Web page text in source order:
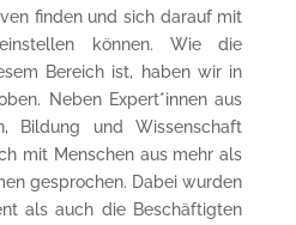
finden und sich darauf mit
können. Wie die
Bereich ist, haben wir in
Neben Expert*innen aus
Bildung und Wissenschaft
mit Menschen aus mehr als
gesprochen. Dabei wurden
als auch die Beschäftigten